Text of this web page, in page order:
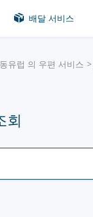
배달 서비스
유럽 의 우편 서비스
회